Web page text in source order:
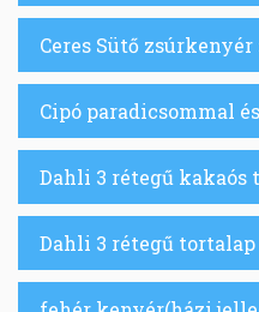
Ceres Sütő zsúrkenyér
Cipó paradicsommal
Dahli 3 rétegű kakaós
Dahli 3 rétegű tortalap